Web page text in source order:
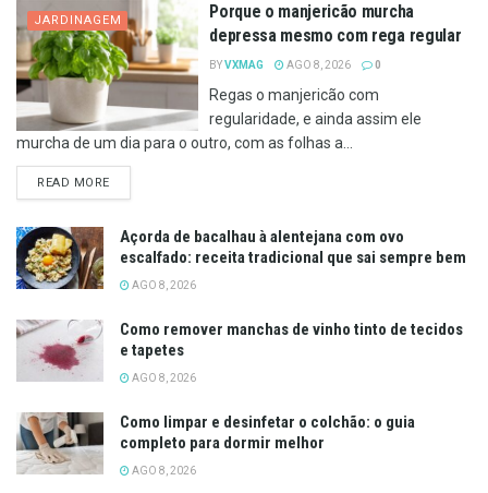
JARDINAGEM
Porque o manjericão murcha
depressa mesmo com rega regular
BYVXMAG AGO 8, 2026 0
Regas o manjericão com
regularidade, e ainda assim ele
murcha de um dia para o outro, com as folhas a...
READ MOREDETAILS
Açorda de bacalhau à alentejana com ovo
escalfado: receita tradicional que sai sempre bem
AGO 8, 2026
Como remover manchas de vinho tinto de tecidos
e tapetes
AGO 8, 2026
Como limpar e desinfetar o colchão: o guia
completo para dormir melhor
AGO 8, 2026